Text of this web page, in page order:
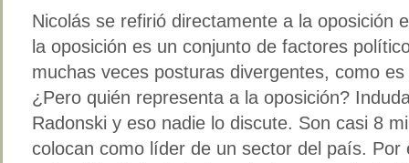
Nicolás se refirió directamente a la oposición
la oposición es un conjunto de factores
muchas veces posturas divergentes, como
¿Pero quién representa a la oposición?
Radonski y eso nadie lo discute. Son casi 8
colocan como líder de un sector del país. Por